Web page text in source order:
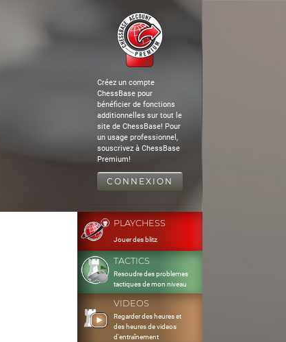
Créez un compte
ChessBase pour
bénéficier de fonctions
additionnelles sur tout le
site de ChessBase! Pour
un usage professionnel,
souscrivez à ChessBase
Premium!
CONNEXION
PLAYCHESS
Jouer des blitz
TACTICS
Resoudre des problemes
tactiques de mon niveau
VIDEOS
Regarder des heures et
des heures de videos
d'entraînement